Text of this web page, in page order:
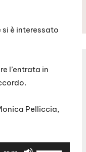
si è interessato
l’entrata in
Pelliccia,